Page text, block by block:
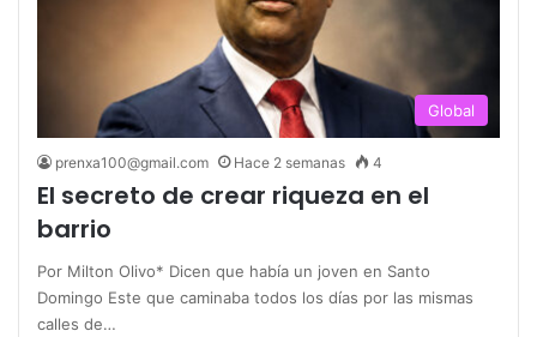
Global
prenxa100@gmail.com Hace 2 semanas 4
El secreto de crear riqueza en el
barrio
Por Milton Olivo* Dicen que había un joven en Santo
Domingo Este que caminaba todos los días por las mismas
calles de…